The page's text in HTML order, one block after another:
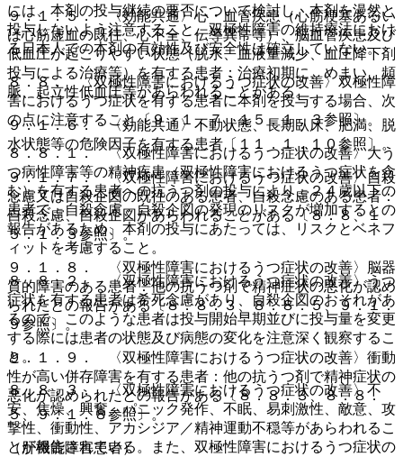
９．１．５． 〈効能共通〉心・血管疾患（心筋梗塞あるい
は心筋虚血の既往、心不全、伝導異常等）、脳血管疾患及び
低血圧が起こりやすい状態（脱水、血液量減少、血圧降下剤
投与による治療等）を有する患者：治療初期に、めまい、頻
脈、起立性低血圧等があらわれることがある。
９．１．６． 〈効能共通〉不動状態、長期臥床、肥満、脱
水状態等の危険因子を有する患者〔１１．１．１０参照〕。
９．１．７． 〈双極性障害におけるうつ症状の改善〉自殺
念慮又は自殺企図の既往のある患者、自殺念慮のある患者：
自殺念慮、自殺企図があらわれることがある〔８．８、１
５．１．３参照〕。
９．１．８． 〈双極性障害におけるうつ症状の改善〉脳器
質的障害のある患者：他の抗うつ剤で精神症状の悪化が認め
られたとの報告がある〔８．８．３、８．８．５、９．１．
９参照〕。
９．１．９． 〈双極性障害におけるうつ症状の改善〉衝動
性が高い併存障害を有する患者：他の抗うつ剤で精神症状の
悪化が認められたとの報告がある〔８．８．３、８．８．
５、９．１．８参照〕。
（肝機能障害患者）
には、本剤の投与継続の要否について検討し、本剤を漫然と
投与しないよう注意すること。双極性障害の維持療法におけ
る日本人での本剤の有効性及び安全性は確立していない。
８．８． 〈双極性障害におけるうつ症状の改善〉双極性障
害におけるうつ症状を有する患者に本剤を投与する場合、次
の点に注意すること〔９．１．７、１５．１．３参照〕。
８．８．１． 〈双極性障害におけるうつ症状の改善〉大う
つ病性障害等の精神疾患（双極性障害におけるうつ症状を含
む）を有する患者への抗うつ剤の投与により、２４歳以下の
患者で、自殺念慮、自殺企図の発現のリスクが増加するとの
報告があるため、本剤の投与にあたっては、リスクとベネフ
ィットを考慮すること。
８．８．２． 〈双極性障害におけるうつ症状の改善〉うつ
症状を有する患者は希死念慮があり、自殺企図のおそれがあ
るので、このような患者は投与開始早期並びに投与量を変更
する際には患者の状態及び病態の変化を注意深く観察するこ
と。
８．８．３． 〈双極性障害におけるうつ症状の改善〉不
安、焦燥、興奮、パニック発作、不眠、易刺激性、敵意、攻
撃性、衝動性、アカシジア／精神運動不穏等があらわれるこ
とが報告されている。また、双極性障害におけるうつ症状の